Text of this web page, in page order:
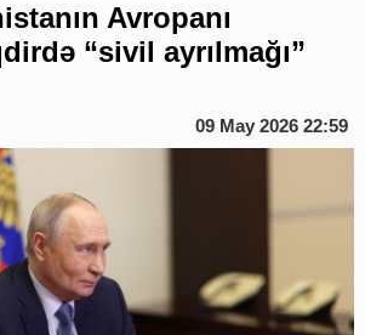
Avropanı
“sivil ayrılmağı”
09 May 2026 22:59